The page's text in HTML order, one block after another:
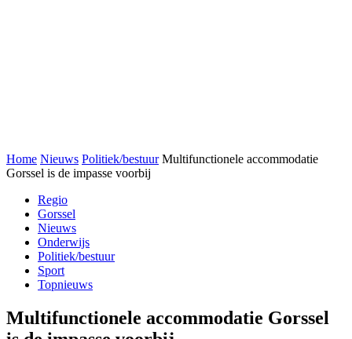
Home Nieuws Politiek/bestuur Multifunctionele accommodatie
Gorssel is de impasse voorbij
Regio
Gorssel
Nieuws
Onderwijs
Politiek/bestuur
Sport
Topnieuws
Multifunctionele accommodatie Gorssel